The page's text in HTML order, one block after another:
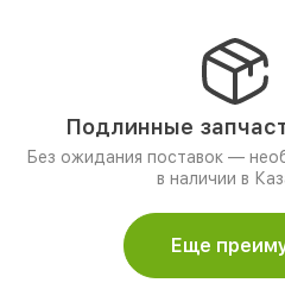
Подлинные
Без ожидания поставок —
в наличии в
Еще